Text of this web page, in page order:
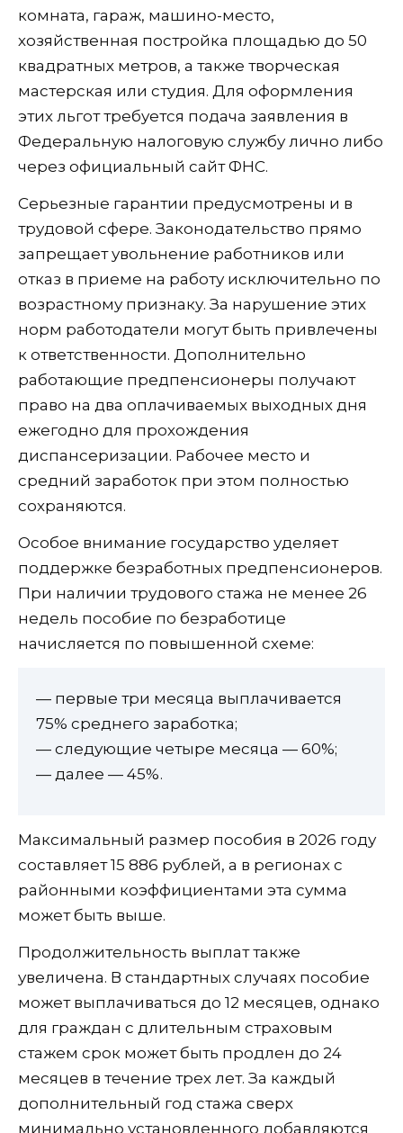
комната, гараж, машино-место,
хозяйственная постройка площадью до 50
квадратных метров, а также творческая
мастерская или студия. Для оформления
этих льгот требуется подача заявления в
Федеральную налоговую службу лично либо
через официальный сайт ФНС.
Серьезные гарантии предусмотрены и в
трудовой сфере. Законодательство прямо
запрещает увольнение работников или
отказ в приеме на работу исключительно по
возрастному признаку. За нарушение этих
норм работодатели могут быть привлечены
к ответственности. Дополнительно
работающие предпенсионеры получают
право на два оплачиваемых выходных дня
ежегодно для прохождения
диспансеризации. Рабочее место и
средний заработок при этом полностью
сохраняются.
Особое внимание государство уделяет
поддержке безработных предпенсионеров.
При наличии трудового стажа не менее 26
недель пособие по безработице
начисляется по повышенной схеме:
— первые три месяца выплачивается
75% среднего заработка;
— следующие четыре месяца — 60%;
— далее — 45%.
Максимальный размер пособия в 2026 году
составляет 15 886 рублей, а в регионах с
районными коэффициентами эта сумма
может быть выше.
Продолжительность выплат также
увеличена. В стандартных случаях пособие
может выплачиваться до 12 месяцев, однако
для граждан с длительным страховым
стажем срок может быть продлен до 24
месяцев в течение трех лет. За каждый
дополнительный год стажа сверх
минимально установленного добавляются